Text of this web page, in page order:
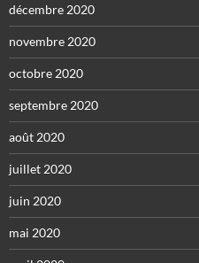
décembre 2020
novembre 2020
octobre 2020
septembre 2020
août 2020
juillet 2020
juin 2020
mai 2020